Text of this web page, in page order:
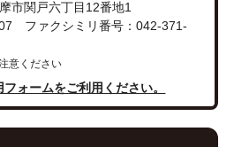
市関戸六丁目12番地1
ファクシミリ番号：042-371-
意ください
ォームをご利用ください。